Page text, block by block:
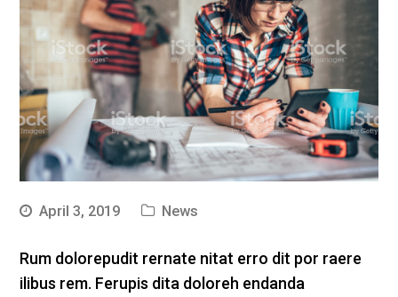
April 3, 2019 News
Rum dolorepudit rernate nitat erro dit por raere
ilibus rem. Ferupis dita doloreh endanda